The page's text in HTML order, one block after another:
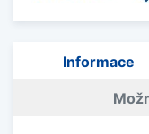
Informace